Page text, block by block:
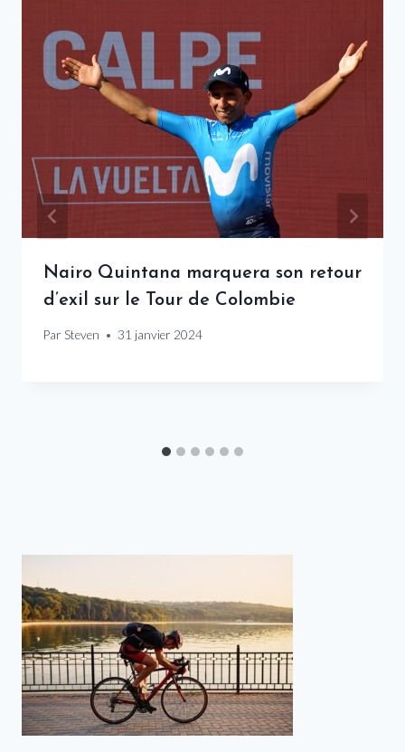
Nairo Quintana marquera son retour
d’exil sur le Tour de Colombie
Par Steven 31 janvier 2024